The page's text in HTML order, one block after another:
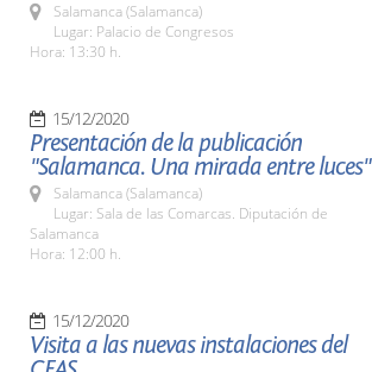
Salamanca (Salamanca)
Lugar: Palacio de Congresos
Hora: 13:30 h.
15/12/2020
Presentación de la publicación
"Salamanca. Una mirada entre luces"
Salamanca (Salamanca)
Lugar: Sala de las Comarcas. Diputación de
Salamanca
Hora: 12:00 h.
15/12/2020
Visita a las nuevas instalaciones del